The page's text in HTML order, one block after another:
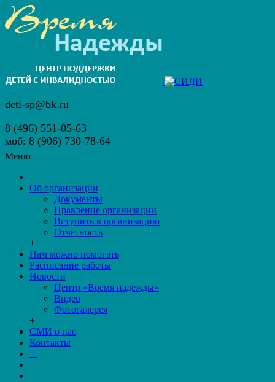
deti-sp@bk.ru
8 (496) 551-05-63
моб: 8 (906) 730-78-64
Меню
Об организации
Документы
Правление организации
Вступить в организацию
Отчетность
+
Нам можно помогать
Расписание работы
Новости
Центр «Время надежды»
Видео
Фотогалерея
+
СМИ о нас
Контакты